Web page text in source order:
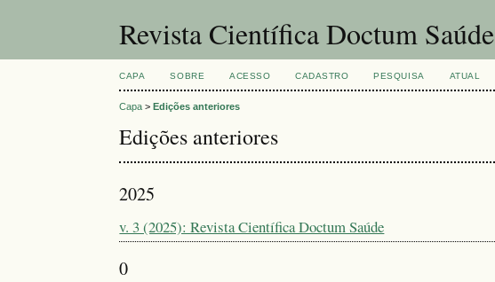
Revista Científica Doctum Saúde
CAPA SOBRE ACESSO CADASTRO PESQUISA ATUAL
Capa >Edições anteriores
Edições anteriores
2025
v. 3 (2025): Revista Científica Doctum Saúde
0